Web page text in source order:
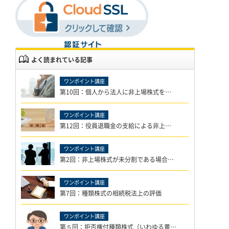
よく読まれている記事
第10回：個人から法人に非上場株式を…
第12回：役員退職金の支給による非上…
第2回：非上場株式が未分割である場合…
第7回：種類株式の相続税法上の評価
第５回：拒否権付種類株式（いわゆる黄…